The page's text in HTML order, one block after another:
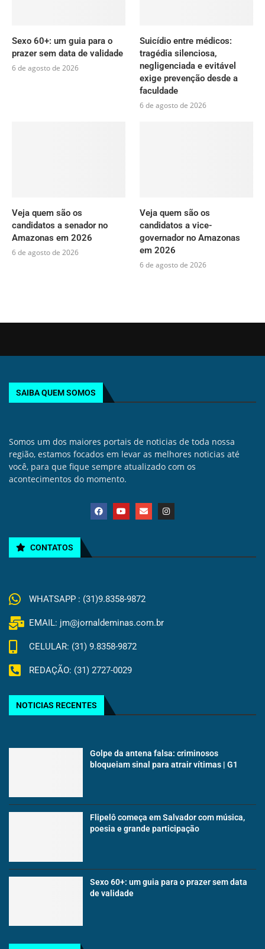
Sexo 60+: um guia para o
prazer sem data de validade
6 de agosto de 2026
Suicídio entre médicos:
tragédia silenciosa,
negligenciada e evitável
exige prevenção desde a
faculdade
6 de agosto de 2026
Veja quem são os
candidatos a senador no
Amazonas em 2026
6 de agosto de 2026
Veja quem são os
candidatos a vice-
governador no Amazonas
em 2026
6 de agosto de 2026
SAIBA QUEM SOMOS
Somos um dos maiores portais de noticias de toda nossa
região, estamos focados em levar as melhores noticias até
você, para que fique sempre atualizado com os
acontecimentos do momento.
CONTATOS
WHATSAPP : (31)9.8358-9872
EMAIL: jm@jornaldeminas.com.br
CELULAR: (31) 9.8358-9872
REDAÇÃO: (31) 2727-0029
NOTICIAS RECENTES
Golpe da antena falsa: criminosos
bloqueiam sinal para atrair vítimas | G1
Flipelô começa em Salvador com música,
poesia e grande participação
Sexo 60+: um guia para o prazer sem data
de validade